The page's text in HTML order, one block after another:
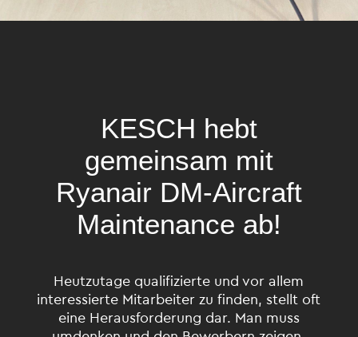
KESCH hebt
gemeinsam mit
Ryanair DM-Aircraft
Maintenance ab!
Heutzutage qualifizierte und vor allem
interessierte Mitarbeiter zu finden, stellt oft
eine Herausforderung dar. Man muss